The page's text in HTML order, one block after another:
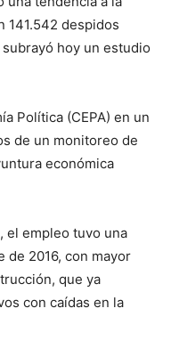
141.542 despidos
hoy un estudio
Política (CEPA) en un
de un monitoreo de
económica
el empleo tuvo una
2016, con mayor
que ya
con caídas en la